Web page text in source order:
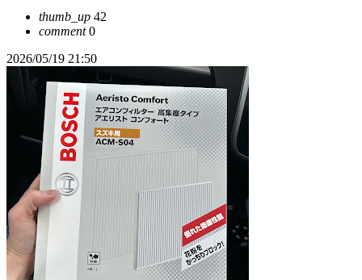
thumb_up 42
comment0
2026/05/19 21:50